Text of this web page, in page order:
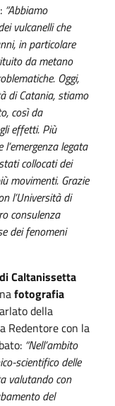
: “Abbiamo
vulcanelli che
in particolare
da metano
Oggi,
di Catania, stiamo
così da
effetti. Più
legata
collocati dei
movimenti. Grazie
l’Università di
consulenza
dei fenomeni
Caltanissetta
fotografia
della
Redentore con la
“Nell’ambito
scientifico delle
valutando con
del